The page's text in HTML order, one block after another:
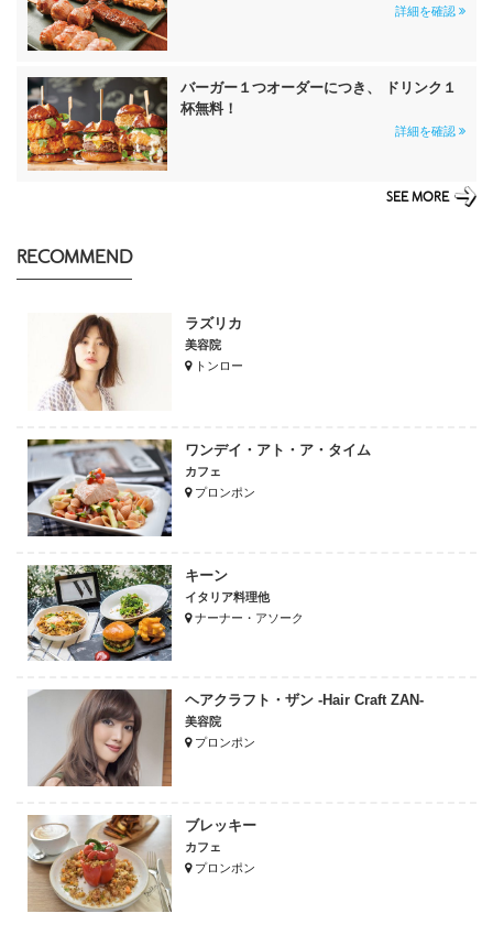
詳細を確認
バーガー１つオーダーにつき、 ドリンク１
杯無料！
詳細を確認
SEE MORE
RECOMMEND
ラズリカ
美容院
トンロー
ワンデイ・アト・ア・タイム
カフェ
プロンポン
キーン
イタリア料理他
ナーナー・アソーク
ヘアクラフト・ザン -Hair Craft ZAN-
美容院
プロンポン
ブレッキー
カフェ
プロンポン